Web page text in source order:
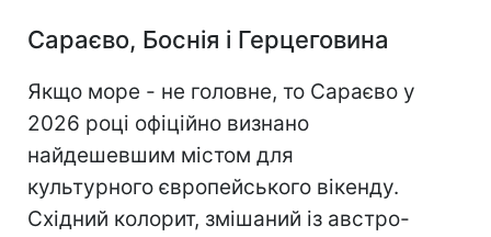
Сараєво, Боснія і Герцеговина
Якщо море - не головне, то Сараєво у
2026 році офіційно визнано
найдешевшим містом для
культурного європейського вікенду.
Східний колорит, змішаний із австро-